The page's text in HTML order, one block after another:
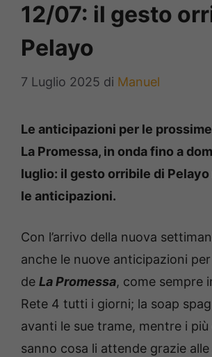
12/07: il gesto
Pelayo
7 Luglio 2025 di Manuel
Le anticipazioni per le
La Promessa, in onda fino a
luglio: il gesto orribile di Pelayo
le anticipazioni.
Con l’arrivo della nuova
anche le nuove anticipazioni
de La Promessa, come sempre
Rete 4 tutti i giorni; la soap
avanti le sue trame, mentre i più
sanno cosa li attende grazie